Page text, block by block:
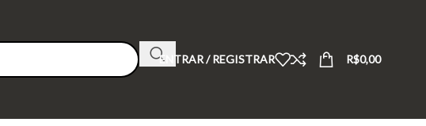
ENTRAR / REGISTRAR R$0,00